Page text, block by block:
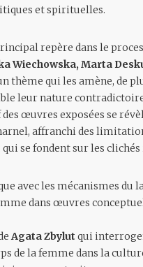
et spirituelles.
repère dans le
Wiechowska, Marta
thème qui les amène, de
leur nature
œuvres exposées se
affranchi des
qui se fondent sur les
avec les mécanismes du
dans œuvres
Agata Zbylut qui
de la femme dans la